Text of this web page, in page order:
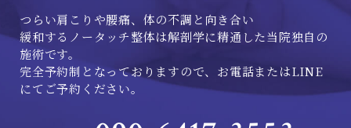
つらい肩こりや腰痛、体の不調と向き合い
緩和するノータッチ整体は解剖学に精通した当院独自の
施術です。
完全予約制となっておりますので、お電話またはLINE
にてご予約ください。